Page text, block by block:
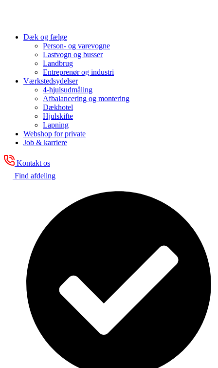
Dæk og fælge
Person- og varevogne
Lastvogn og busser
Landbrug
Entreprenør og industri
Værkstedsydelser
4-hjulsudmåling
Afbalancering og montering
Dækhotel
Hjulskifte
Lapning
Webshop for private
Job & karriere
Kontakt os
Find afdeling